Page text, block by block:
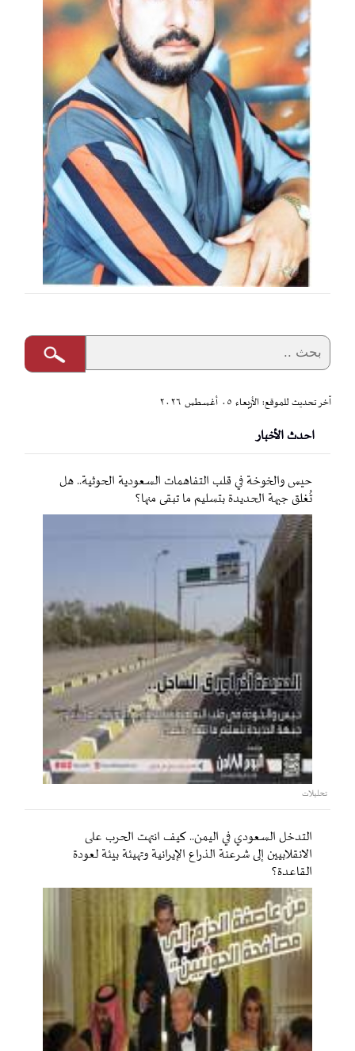
آخر تحديث للموقع: الأربعاء ٠٥ أغسطس ٢٠٢٦
احدث الأخبار
حيس والخوخة في قلب التفاهمات السعودية الحوثية.. هل
تُغلق جبهة الحديدة بتسليم ما تبقى منها؟
تحليلات
التدخل السعودي في اليمن.. كيف انتهت الحرب على
الانقلابيين إلى شرعنة الذراع الإيرانية وتهيئة بيئة لعودة
القاعدة؟